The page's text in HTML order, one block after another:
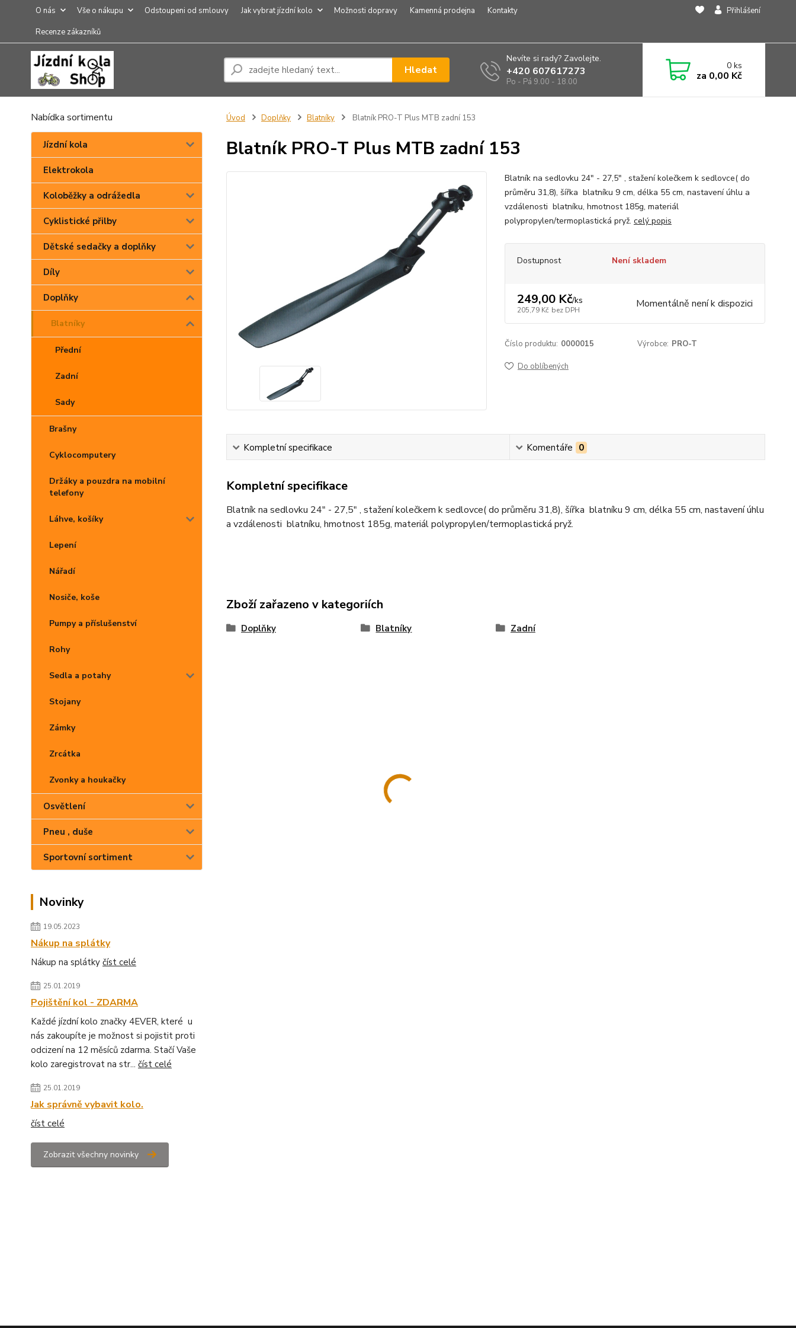
O nás Vše o nákupu Odstoupeni od smlouvy Jak vybrat jízdní kolo Možnosti dopravy Kamenná prodejna
Kontakty
Recenze zákazníků
Přihlášení
Hledat
Nevíte si rady? Zavolejte.
+420 607617273
Po - Pá 9.00 - 18.00
0ks
za 0,00 Kč
Nabídka sortimentu
Jízdní kola
Elektrokola
Koloběžky a odrážedla
Cyklistické přilby
Dětské sedačky a doplňky
Díly
Doplňky
Blatníky
Přední
Zadní
Sady
Brašny
Cyklocomputery
Držáky a pouzdra na mobilní
telefony
Láhve, košíky
Lepení
Nářadí
Nosiče, koše
Pumpy a příslušenství
Rohy
Sedla a potahy
Stojany
Zámky
Zrcátka
Zvonky a houkačky
Osvětlení
Pneu , duše
Sportovní sortiment
Novinky
19.05.2023
Nákup na splátky
Nákup na splátky číst celé
25.01.2019
Pojištění kol - ZDARMA
Každé jízdní kolo značky 4EVER, které u
nás zakoupíte je možnost si pojistit proti
odcizení na 12 měsíců zdarma. Stačí Vaše
kolo zaregistrovat na str... číst celé
25.01.2019
Jak správně vybavit kolo.
číst celé
Zobrazit všechny novinky
Úvod Doplňky Blatníky Blatník PRO-T Plus MTB zadní 153
Blatník PRO-T Plus MTB zadní 153
Blatník na sedlovku 24" - 27,5" , stažení kolečkem k sedlovce( do
průměru 31,8), šířka blatníku 9 cm, délka 55 cm, nastavení úhlu a
vzdálenosti blatníku, hmotnost 185g, materiál
polypropylen/termoplastická pryž. celý popis
Dostupnost Není skladem
249,00 Kč/ks
205,79 Kč bez DPH Momentálně není k dispozici
Číslo produktu: 0000015 Výrobce: PRO-T
Do oblíbených
Kompletní specifikace Komentáře 0
Kompletní specifikace
Blatník na sedlovku 24" - 27,5" , stažení kolečkem k sedlovce( do průměru 31,8), šířka blatníku 9 cm, délka 55 cm, nastavení úhlu
a vzdálenosti blatníku, hmotnost 185g, materiál polypropylen/termoplastická pryž.
Zboží zařazeno v kategoriích
Doplňky Blatníky Zadní